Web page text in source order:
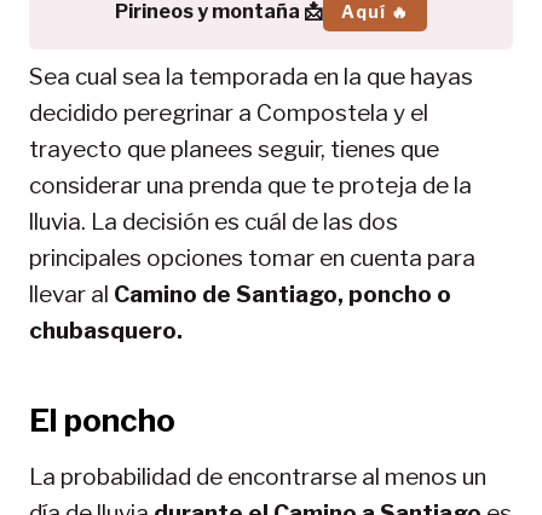
Pirineos y montaña 📩 Aquí 🔥
Sea cual sea la temporada en la que hayas
decidido peregrinar a Compostela y el
trayecto que planees seguir, tienes que
considerar una prenda que te proteja de la
lluvia. La decisión es cuál de las dos
principales opciones tomar en cuenta para
llevar al Camino de Santiago, poncho o
chubasquero.
El poncho
La probabilidad de encontrarse al menos un